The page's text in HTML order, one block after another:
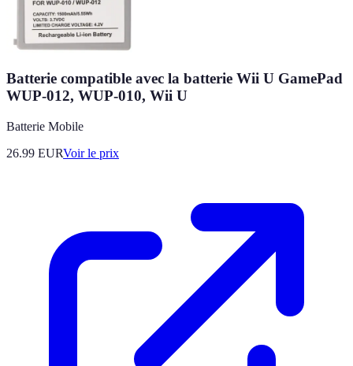
Batterie compatible avec la batterie Wii U GamePad
WUP-012, WUP-010, Wii U
Batterie Mobile
26.99 EURVoir le prix